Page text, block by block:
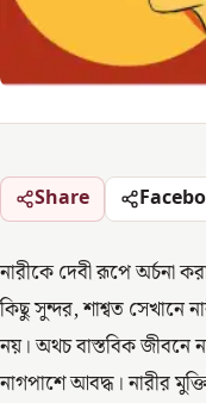
Share
নারীকে দেবী রূপে অর্চনা
কিছু সুন্দর, শাশ্বত সেখানে
নয়। অথচ বাস্তবিক জীবনে
নাগপাশে আবদ্ধ। নারীর